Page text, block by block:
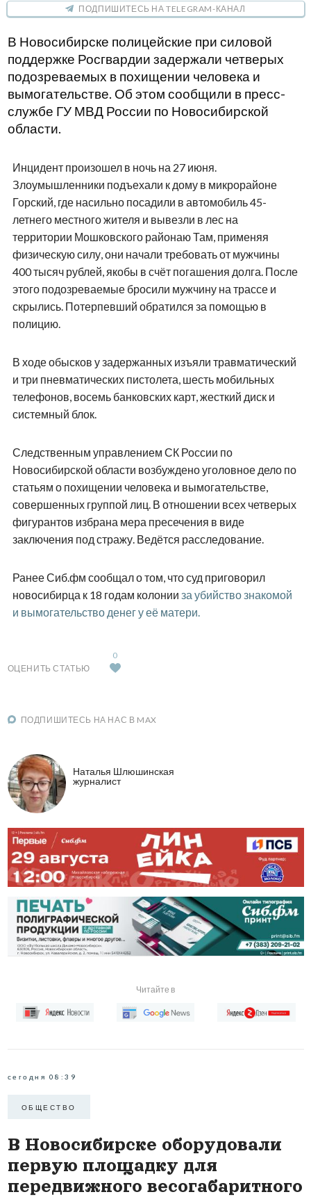
ПОДПИШИТЕСЬ НА TELEGRAM-КАНАЛ
В Новосибирске полицейские при силовой
поддержке Росгвардии задержали четверых
подозреваемых в похищении человека и
вымогательстве. Об этом сообщили в пресс-
службе ГУ МВД России по Новосибирской
области.
Инцидент произошел в ночь на 27 июня.
Злоумышленники подъехали к дому в микрорайоне
Горский, где насильно посадили в автомобиль 45-
летнего местного жителя и вывезли в лес на
территории Мошковского районаю Там, применяя
физическую силу, они начали требовать от мужчины
400 тысяч рублей, якобы в счёт погашения долга. После
этого подозреваемые бросили мужчину на трассе и
скрылись. Потерпевший обратился за помощью в
полицию.
В ходе обысков у задержанных изъяли травматический
и три пневматических пистолета, шесть мобильных
телефонов, восемь банковских карт, жесткий диск и
системный блок.
Следственным управлением СК России по
Новосибирской области возбуждено уголовное дело по
статьям о похищении человека и вымогательстве,
совершенных группой лиц. В отношении всех четверых
фигурантов избрана мера пресечения в виде
заключения под стражу. Ведётся расследование.
Ранее Сиб.фм сообщал о том, что суд приговорил
новосибирца к 18 годам колонии за убийство знакомой
и вымогательство денег у её матери.
ОЦЕНИТЬ СТАТЬЮ
0
ПОДПИШИТЕСЬ НА НАС В MAX
Наталья Шлюшинская
журналист
Читайте в
сегодня 08:39
ОБЩЕСТВО
В Новосибирске оборудовали
первую площадку для
передвижного весогабаритного